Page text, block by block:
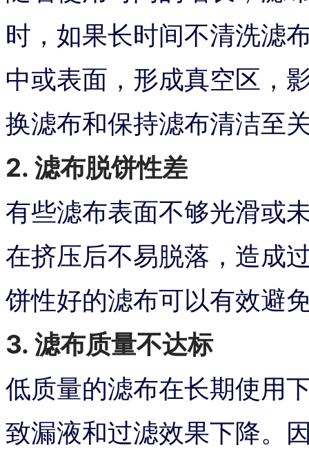
时，如果长时间不清洗滤
中或表面，形成真空区，
换滤布和保持滤布清洁至
2. 滤布脱饼性差
有些滤布表面不够光滑或
在挤压后不易脱落，造成
饼性好的滤布可以有效避
3. 滤布质量不达标
低质量的滤布在长期使用
致漏液和过滤效果下降。